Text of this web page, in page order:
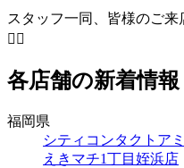
スタッフ一同、皆様のご
🙇‍♀️
各店舗の新着情報
福岡県
シティコンタクトア
えきマチ1丁目姪浜店